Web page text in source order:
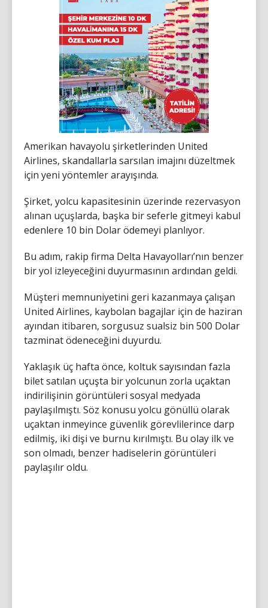
Amerikan havayolu şirketlerinden United
Airlines, skandallarla sarsılan imajını düzeltmek
için yeni yöntemler arayışında.
Şirket, yolcu kapasitesinin üzerinde rezervasyon
alınan uçuşlarda, başka bir seferle gitmeyi kabul
edenlere 10 bin Dolar ödemeyi planlıyor.
Bu adım, rakip firma Delta Havayolları’nın benzer
bir yol izleyeceğini duyurmasının ardından geldi.
Müşteri memnuniyetini geri kazanmaya çalışan
United Airlines, kaybolan bagajlar için de haziran
ayından itibaren, sorgusuz sualsiz bin 500 Dolar
tazminat ödeneceğini duyurdu.
Yaklaşık üç hafta önce, koltuk sayısından fazla
bilet satılan uçuşta bir yolcunun zorla uçaktan
indirilişinin görüntüleri sosyal medyada
paylaşılmıştı. Söz konusu yolcu gönüllü olarak
uçaktan inmeyince güvenlik görevlilerince darp
edilmiş, iki dişi ve burnu kırılmıştı. Bu olay ilk ve
son olmadı, benzer hadiselerin görüntüleri
paylaşılır oldu.